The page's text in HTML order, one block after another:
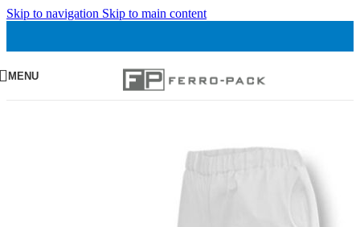
Skip to navigation Skip to main content
MENU